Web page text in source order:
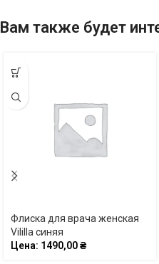
Вам также будет
Флиска для врача женская
Vililla синяя
Цена: 1490,00₴